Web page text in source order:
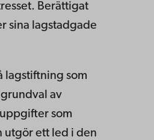
Berättigat
sina lagstadgade
lagstiftning som
av
som
utgör ett led i den